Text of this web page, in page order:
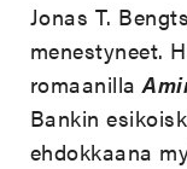
Jonas T.
menestyneet.
romaanilla
Bankin
ehdokkaana